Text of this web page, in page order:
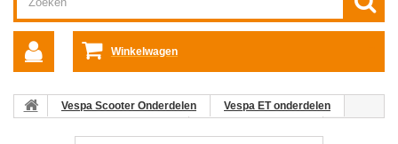
Winkelwagen
Vespa Scooter Onderdelen
Vespa ET onderdelen